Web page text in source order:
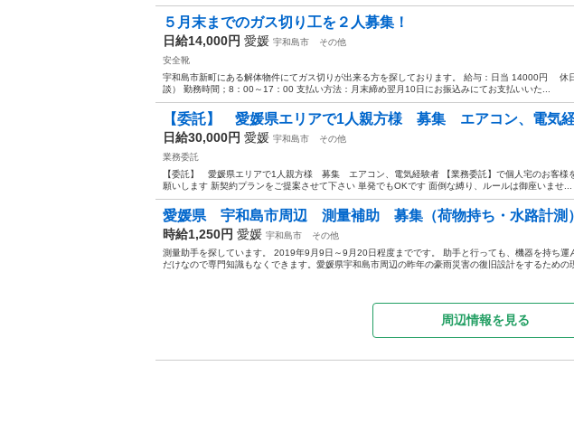
５月末までのガス切り工を２人募集！
日給14,000円 愛媛 宇和島市
その他
安全靴
宇和島市新町にある解体物件にてガス切りが出来る方を探しております。 給与：日当 14000円 休
談） 勤務時間；8：00～17：00 支払い方法：月末締め翌月10日にお振込みにてお支払いいた...
【委託】 愛媛県エリアで1人親方様 募集 エアコン、電気
日給30,000円 愛媛 宇和島市
その他
業務委託
【委託】 愛媛県エリアで1人親方様 募集 エアコン、電気経験者 【業務委託】で個人宅のお客様
願いします 新契約プランをご提案させて下さい 単発でもOKです 面倒な縛り、ルールは御座いませ...
愛媛県 宇和島市周辺 測量補助 募集（荷物持ち・水路計測）
時給1,250円 愛媛 宇和島市
その他
測量助手を探しています。 2019年9月9日～9月20日程度までです。 助手と行っても、機器を持ち運
だけなので専門知識もなくできます。愛媛県宇和島市周辺の昨年の豪雨災害の復旧設計をするための
周辺情報を見る